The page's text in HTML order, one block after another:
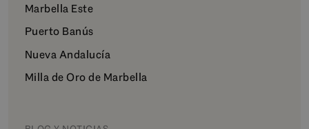
Marbella Este
Puerto Banús
Nueva Andalucía
Milla de Oro de Marbella